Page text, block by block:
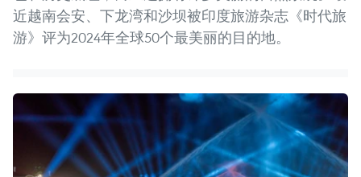
近越南会安、下龙湾和沙坝被印度旅游杂志《时代旅
游》评为2024年全球50个最美丽的目的地。